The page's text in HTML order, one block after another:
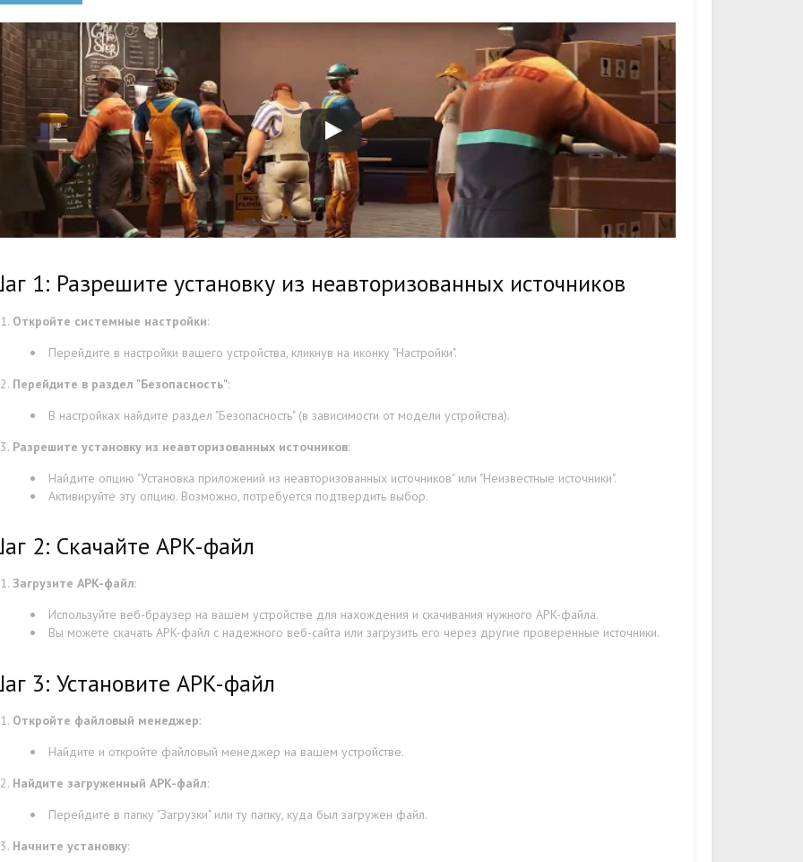
1: Разрешите установку из неавторизованных источников
Откройте системные настройки:
Перейдите в настройки вашего устройства, кликнув на иконку "Настройки".
Перейдите в раздел "Безопасность":
В настройках найдите раздел "Безопасность" (в зависимости от модели устройства).
Разрешите установку из неавторизованных источников:
Найдите опцию "Установка приложений из неавторизованных источников" или "Неизвестные источники".
Активируйте эту опцию. Возможно, потребуется подтвердить выбор.
2: Скачайте APK-файл
Загрузите APK-файл:
Используйте веб-браузер на вашем устройстве для нахождения и скачивания нужного APK-файла.
Вы можете скачать APK-файл с надежного веб-сайта или загрузить его через другие проверенные источники.
3: Установите APK-файл
Откройте файловый менеджер:
Найдите и откройте файловый менеджер на вашем устройстве.
Найдите загруженный APK-файл:
Перейдите в папку "Загрузки" или ту папку, куда был загружен файл.
Начните установку: